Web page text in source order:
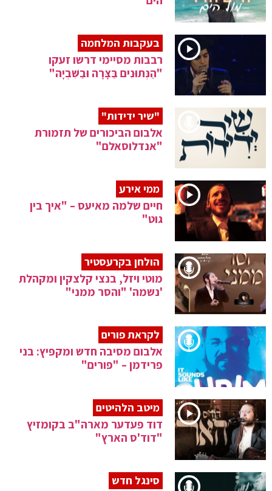
בעקבות המלחמה
רבבות מסיימי דרשו זעקו
"הַנְּתוּנִים בַּצָּרָה וּבַשִּׁבְיָה"
"שיר ידידות"
אלבום הביכורים של תזמורת
"אנדלוסאלם"
ממי אירע
חיים שלמה מאיעס – "איך בין
גוט"
הולחן בקרעסטיר
מוטי ויזל, בנצי קלצקין ומקהלת
'נשמה' "והסר ממני"
לקראת פורים
אלבום מסיבה חדש ומקפיץ: בני
פרידמן – "פורים"
מיטב הלהיטים
דוד פעדער מארה"ב בקומזיץ
"דוד'ס הארץ"
סינגל חדש